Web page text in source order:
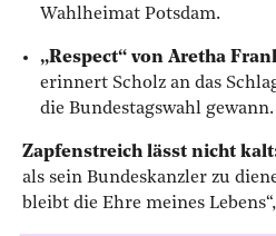
Wahlheimat Potsdam.
„Respect“ von Aretha
erinnert Scholz an das
die Bundestagswahl gewann.
Zapfenstreich lässt nicht
als sein Bundeskanzler zu
bleibt die Ehre meines